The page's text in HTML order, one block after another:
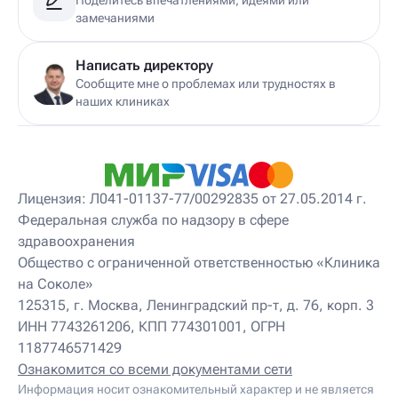
Детский дерматолог
Детский диетолог
Детский инструктор ЛФК
Детский кинезиолог
Детский консультирующий врач ЛФК
Детский мануальный терапевт
Детский массажист
Детский невропатолог
Детский нейропсихолог
Детский нутрициолог
Детский ортопед
Детский остеопат
Детский отоневролог
Детский подиатр
Детский психолог
Детский психотерапевт
Детский реабилитолог
Детский ревматолог
Детский рефлексотерапевт
замечаниями
Написать директору
Сообщите мне о проблемах или трудностях в
наших клиниках
Лицензия: Л041-01137-77/00292835 от 27.05.2014 г.
Федеральная служба по надзору в сфере
здравоохранения
Общество с ограниченной ответственностью «Клиника
на Соколе»
125315, г. Москва, Ленинградский пр-т, д. 76, корп. 3
ИНН 7743261206, КПП 774301001, ОГРН
1187746571429
Ознакомится со всеми документами сети
Информация носит ознакомительный характер и не является